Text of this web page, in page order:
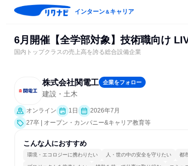
インターン＆キャリア
6月開催【全学部対象】技術職向け
国内トップクラスの売上高を誇る総合設備企業
株式会社関電工 企業をフォロー
建設・土木
オンライン 1日
2026年7月
27卒 | オープン・カンパニー&キャリア教育等
こんな人におすすめ
環境・エコロジーに携わりたい 人・世の中の安全を守りたい 都